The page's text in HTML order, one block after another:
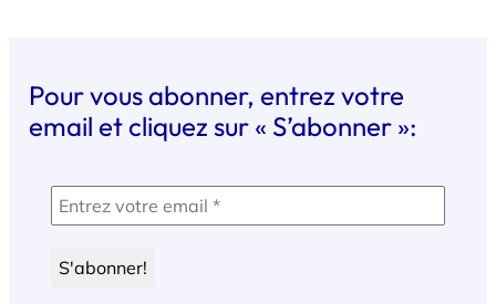
Pour vous abonner, entrez votre
email et cliquez sur « S’abonner »: